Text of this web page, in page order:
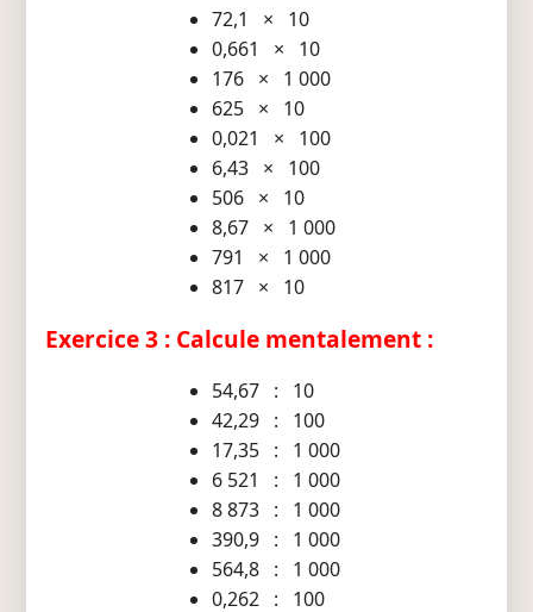
72,1 × 10
0,661 × 10
176 × 1 000
625 × 10
0,021 × 100
6,43 × 100
506 × 10
8,67 × 1 000
791 × 1 000
817 × 10
Exercice 3 : Calcule mentalement :
54,67 : 10
42,29 : 100
17,35 : 1 000
6 521 : 1 000
8 873 : 1 000
390,9 : 1 000
564,8 : 1 000
0,262 : 100